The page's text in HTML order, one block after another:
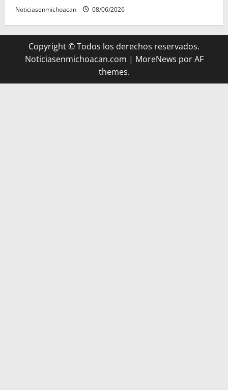
Noticiasenmichoacan 08/06/2026
Copyright © Todos los derechos reservados.
Noticiasenmichoacan.com | MoreNews por AF
themes.